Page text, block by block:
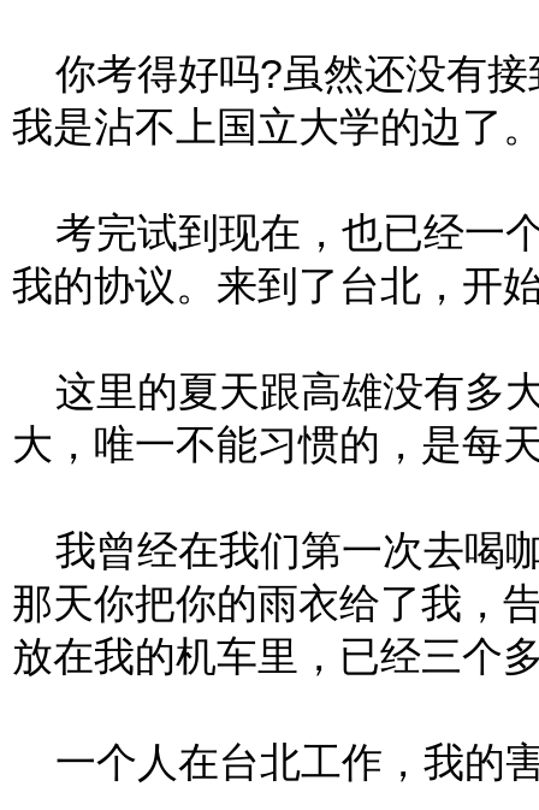
你考得好吗?虽然还没有接
我是沾不上国立大学的边了
考完试到现在，也已经一
我的协议。来到了台北，开
这里的夏天跟高雄没有多
大，唯一不能习惯的，是每
我曾经在我们第一次去喝
那天你把你的雨衣给了我，
放在我的机车里，已经三个
一个人在台北工作，我的